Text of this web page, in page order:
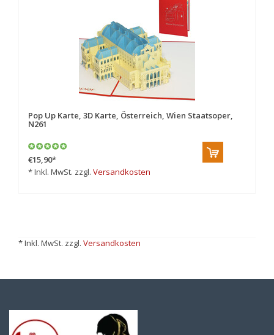
Pop Up Karte, 3D Karte, Österreich, Wien Staatsoper,
N261
€15,90*
* Inkl. MwSt. zzgl. Versandkosten
* Inkl. MwSt. zzgl. Versandkosten